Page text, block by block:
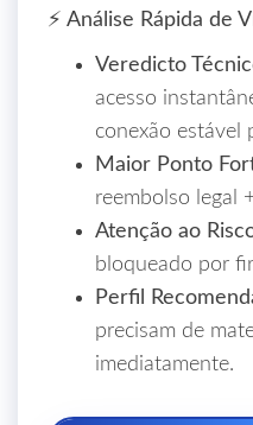
⚡ Análise Rápida de
Veredicto
acesso
conexão estável
Maior Ponto
reembolso legal
Atenção ao
bloqueado por
Perfil
precisam de
imediatamente.